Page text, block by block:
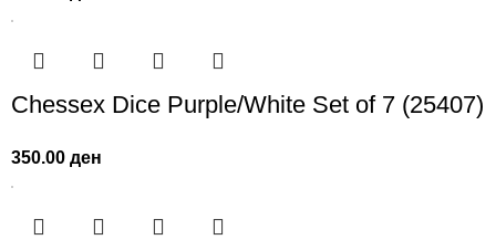
Chessex Dice Purple/White Set of 7 (25407)
350.00ден